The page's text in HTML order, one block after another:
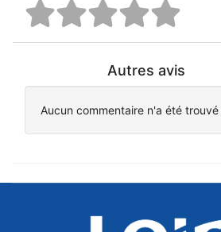
Autres avis
Aucun commentaire n'a été trouvé